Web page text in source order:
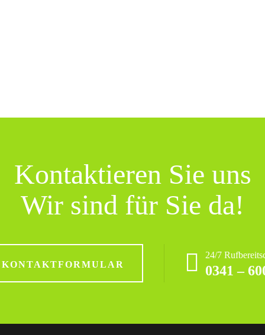
Kontaktieren Sie uns
Wir sind für Sie da!
24/7
0341 –